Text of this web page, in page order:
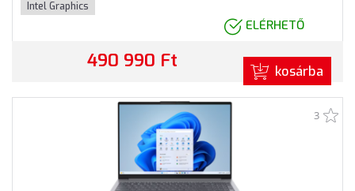
Intel Graphics
ELÉRHETŐ
490 990 Ft kosárba
3